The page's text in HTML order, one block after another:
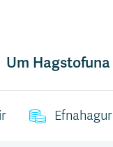
Um Hagstofuna
Efnahagur